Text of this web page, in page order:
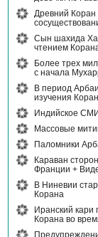
Древний Коран
Сын шахида
чтением
Более трех
с начала
В период
изучения
Индийское
Массовые
Паломники
Караван
Франции +
В Ниневии
Корана
Иранский
Корана во